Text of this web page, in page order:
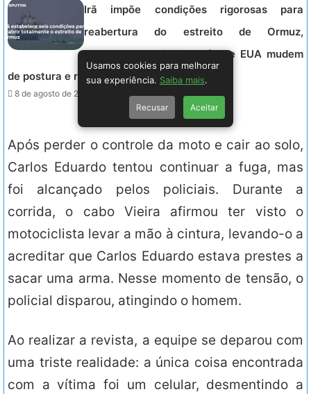
Irã impõe condições rigorosas para
reabertura do estreito de Ormuz,
mantendo restrições até que EUA mudem
de postura e remunerem danos.
8 de agosto de 2026 - 19:05.
Após perder o controle da moto e cair ao solo,
Carlos Eduardo tentou continuar a fuga, mas
foi alcançado pelos policiais. Durante a
corrida, o cabo Vieira afirmou ter visto o
motociclista levar a mão à cintura, levando-o a
acreditar que Carlos Eduardo estava prestes a
sacar uma arma. Nesse momento de tensão, o
policial disparou, atingindo o homem.
Ao realizar a revista, a equipe se deparou com
uma triste realidade: a única coisa encontrada
com a vítima foi um celular, desmentindo a
Usamos cookies para melhorar
sua experiência. Saiba mais
Recusar Aceitar